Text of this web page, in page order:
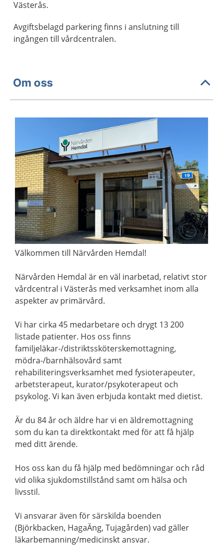
Västerås.
Avgiftsbelagd parkering finns i anslutning till
ingången till vårdcentralen.
Om oss
Välkommen till Närvården Hemdal!
Närvården Hemdal är en väl inarbetad, relativt stor
vårdcentral i Västerås med verksamhet inom alla
aspekter av primärvård.
Vi har cirka 45 medarbetare och drygt 13 200
listade patienter. Hos oss finns
familjeläkar-/distriktssköterskemottagning,
mödra-/barnhälsovård samt
rehabiliteringsverksamhet med fysioterapeuter,
arbetsterapeut, kurator/psykoterapeut och
psykolog. Vi kan även erbjuda kontakt med dietist.
Är du 84 år och äldre har vi en äldremottagning
som du kan ta direktkontakt med för att få hjälp
med ditt ärende.
Hos oss kan du få hjälp med bedömningar och råd
vid olika sjukdomstillstånd samt om hälsa och
livsstil.
Vi ansvarar även för särskilda boenden
(Björkbacken, HagaÄng, Tujagården) vad gäller
läkarbemanning/medicinskt ansvar.